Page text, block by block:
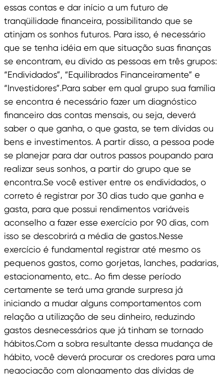
essas contas e dar início a um futuro de
tranqüilidade financeira, possibilitando que se
atinjam os sonhos futuros. Para isso, é necessário
que se tenha idéia em que situação suas finanças
se encontram, eu divido as pessoas em três grupos:
“Endividados”, “Equilibrados Financeiramente” e
“Investidores”.Para saber em qual grupo sua família
se encontra é necessário fazer um diagnóstico
financeiro das contas mensais, ou seja, deverá
saber o que ganha, o que gasta, se tem dívidas ou
bens e investimentos. A partir disso, a pessoa pode
se planejar para dar outros passos poupando para
realizar seus sonhos, a partir do grupo que se
encontra.Se você estiver entre os endividados, o
correto é registrar por 30 dias tudo que ganha e
gasta, para que possui rendimentos variáveis
aconselho a fazer esse exercício por 90 dias, com
isso se descobrirá a média de gastos.Nesse
exercício é fundamental registrar até mesmo os
pequenos gastos, como gorjetas, lanches, padarias,
estacionamento, etc.. Ao fim desse período
certamente se terá uma grande surpresa já
iniciando a mudar alguns comportamentos com
relação a utilização de seu dinheiro, reduzindo
gastos desnecessários que já tinham se tornado
hábitos.Com a sobra resultante dessa mudança de
hábito, você deverá procurar os credores para uma
negociação com alongamento das dívidas de